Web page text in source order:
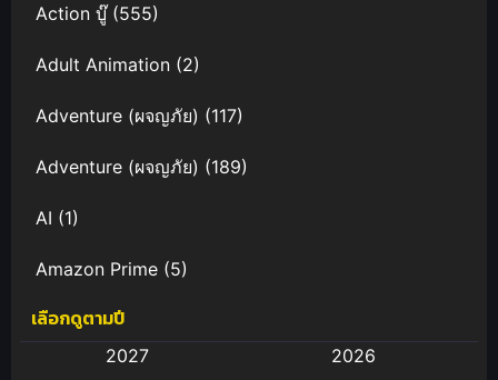
Action บู๊(555)
Adult Animation (2)
Adventure (ผจญภัย) (117)
Adventure (ผจญภัย) (189)
AI (1)
Amazon Prime (5)
Anal (ประตูหลัง)
เลือกดูตามปี
2027
2026